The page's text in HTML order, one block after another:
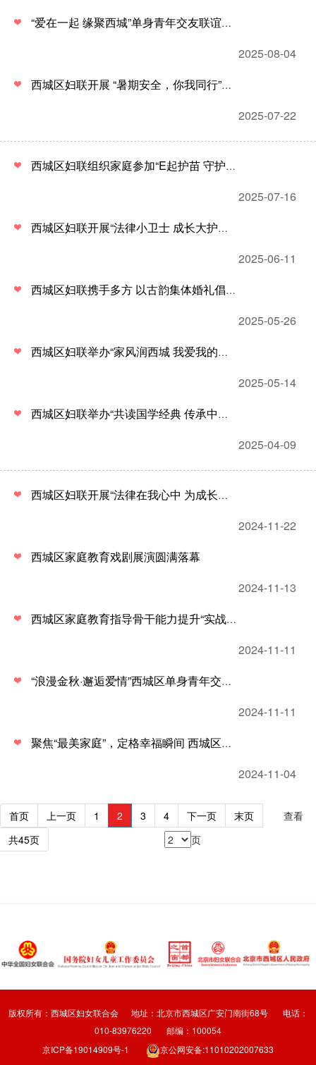
“爱在一起 缘聚西城”单身青年交友联谊活动举办
2025-08-04
西城区妇联开展 “暑期安全，你我同行”安全教育活动
2025-07-22
西城区妇联组织家庭参加“E起护苗 守护成长”网络安全素养提升活动
2025-07-16
西城区妇联开展“法律小卫士 成长大护航”普法教育活动
2025-06-11
西城区妇联携手多方 以古韵集体婚礼倡导适龄婚育新风尚
2025-05-26
西城区妇联举办“家风润西城 我爱我的家”“5·15”国际家庭日主题活动
2025-05-14
西城区妇联举办“共读国学经典 传承中华文化” 国学大讲堂
2025-04-09
西城区妇联开展“法律在我心中 为成长护航”普法教育活动
2024-11-22
西城区家庭教育戏剧展演圆满落幕
2024-11-13
西城区家庭教育指导骨干能力提升“实战工坊”完美收官
2024-11-11
“浪漫金秋·邂逅爱情”西城区单身青年交友联谊活动
2024-11-11
聚焦“最美家庭”，定格幸福瞬间 西城区妇联开展最美家庭全家福拍摄活动
2024-11-04
首页 上一页 1 2 3 4 下一页 末页
查看
页
共45页
版权所有：西城区妇女联合会 地址：北京市西城区广安门南街68号 电话：
010-83976220 邮编：100054
京ICP备19014909号-1
京公网安备:11010202007633